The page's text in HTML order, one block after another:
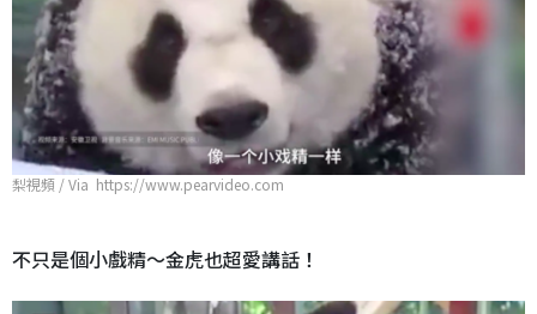
梨視頻 / Via https://www.pearvideo.com
不只是個小戲精～金虎也超愛講話！